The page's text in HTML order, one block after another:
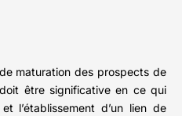
maturation des prospects de
être significative en ce qui
l’établissement d’un lien de